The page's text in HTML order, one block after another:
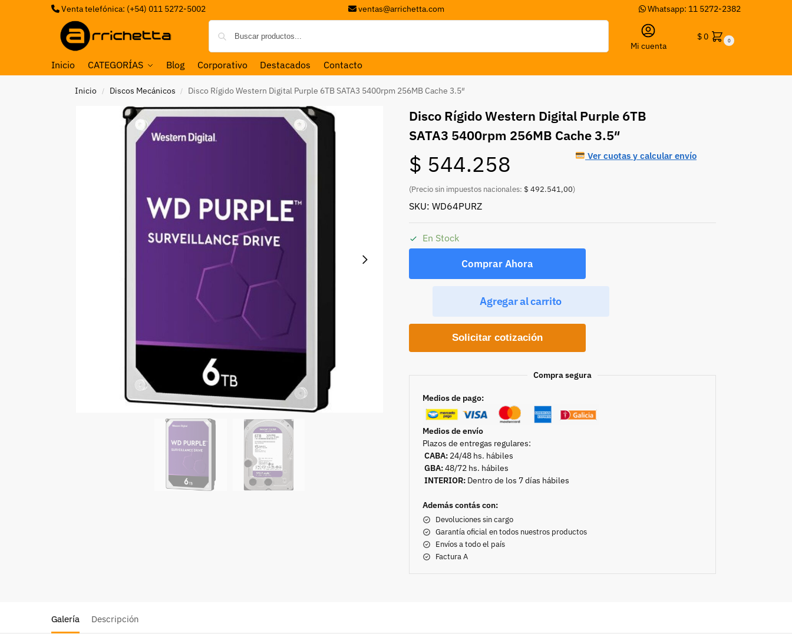
Venta telefónica: (+54) 011 5272-5002 ventas@arrichetta.com Whatsapp: 11 5272-2382
Mi cuenta
$0 0
Inicio CATEGORÍAS Blog Corporativo Destacados Contacto
Inicio / Discos Mecánicos / Disco Rígido Western Digital Purple 6TB SATA3 5400rpm 256MB Cache 3.5″
Disco Rígido Western Digital Purple 6TB
SATA3 5400rpm 256MB Cache 3.5″
$ 544.258
(Precio sin impuestos nacionales: $ 492.541,00)
Ver cuotas y calcular envío
SKU: WD64PURZ
En Stock
Comprar Ahora
Agregar al carrito
Solicitar cotización
Compra segura
Medios de pago:
Medios de envío
Plazos de entregas regulares:
CABA: 24/48 hs. hábiles
GBA:48/72 hs. hábiles
INTERIOR: Dentro de los 7 días hábiles
Además contás con:
Devoluciones sin cargo
Garantía oficial en todos nuestros productos
Envíos a todo el país
Factura A
Galería Descripción